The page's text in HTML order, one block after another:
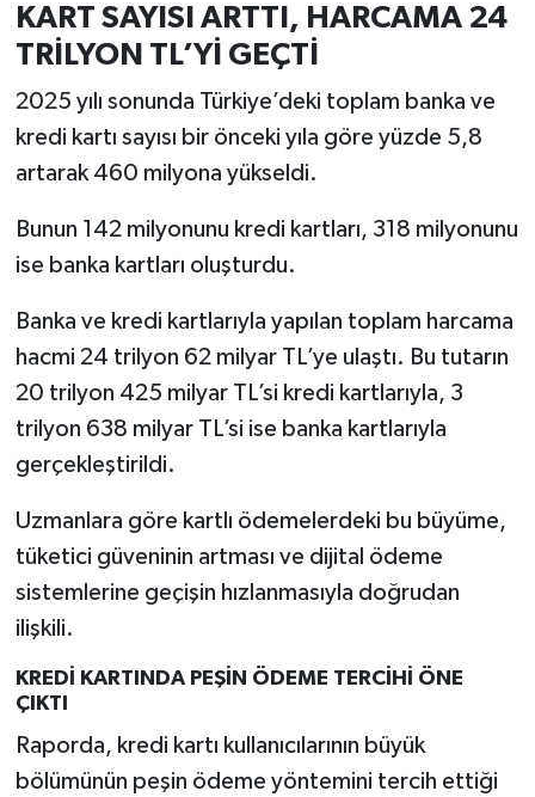
KART SAYISI ARTTI, HARCAMA 24
TRİLYON TL’Yİ GEÇTİ
2025 yılı sonunda Türkiye’deki toplam banka ve
kredi kartı sayısı bir önceki yıla göre yüzde 5,8
artarak 460 milyona yükseldi.
Bunun 142 milyonunu kredi kartları, 318 milyonunu
ise banka kartları oluşturdu.
Banka ve kredi kartlarıyla yapılan toplam harcama
hacmi 24 trilyon 62 milyar TL’ye ulaştı. Bu tutarın
20 trilyon 425 milyar TL’si kredi kartlarıyla, 3
trilyon 638 milyar TL’si ise banka kartlarıyla
gerçekleştirildi.
Uzmanlara göre kartlı ödemelerdeki bu büyüme,
tüketici güveninin artması ve dijital ödeme
sistemlerine geçişin hızlanmasıyla doğrudan
ilişkili.
KREDİ KARTINDA PEŞİN ÖDEME TERCİHİ ÖNE
ÇIKTI
Raporda, kredi kartı kullanıcılarının büyük
bölümünün peşin ödeme yöntemini tercih ettiği
Teknoloji
Türkiye
Video Galeri
Yaşam